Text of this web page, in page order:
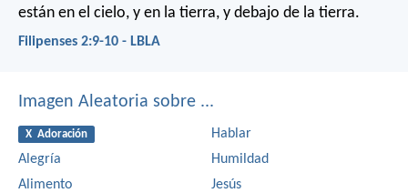
están en el cielo, y en la tierra, y debajo de la tierra.
Filipenses 2:9-10 - LBLA
Imagen Aleatoria sobre ...
X Adoración
Alegría
Alimento
Hablar
Humildad
Jesús